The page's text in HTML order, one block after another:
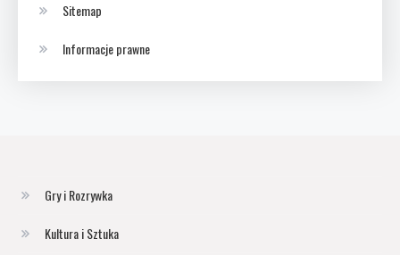
Sitemap
Informacje prawne
Gry i Rozrywka
Kultura i Sztuka